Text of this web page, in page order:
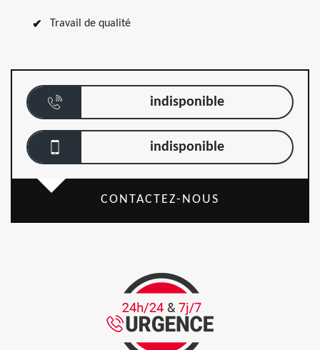
Travail de qualité
indisponible
indisponible
CONTACTEZ-NOUS